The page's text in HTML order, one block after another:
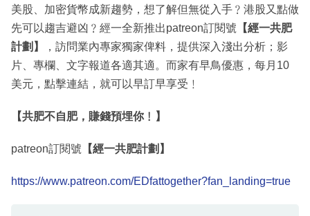
美股、加密貨幣成新趨勢，想了解但無從入手﹖港股又點做
先可以趨吉避凶﹖經一全新推出patreon訂閱號 【經一共肥
計劃】
，訪問業內專家獨家俾料，提供深入淺出分析；影
片、專欄、文字報道各適其適。而家有早鳥優惠，每月10
美元，點擊連結，就可以早訂早享受﹗
【共肥不自肥，賺錢預埋你﹗】
patreon訂閱號 【經一共肥計劃】
https://www.patreon.com/EDfattogether?fan_landing=true